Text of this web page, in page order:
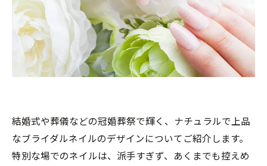
結婚式や葬儀などの冠婚葬祭で輝く、ナチュラルで上品
なブライダルネイルのデザインについてご紹介します。
特別な場でのネイルは、派手すぎず、あくまでも控えめ